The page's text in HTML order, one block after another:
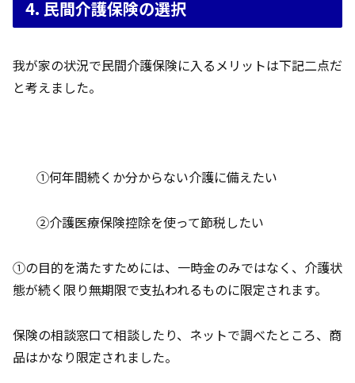
4. 民間介護保険の選択
我が家の状況で民間介護保険に入るメリットは下記二点だ
と考えました。
①何年間続くか分からない介護に備えたい
②介護医療保険控除を使って節税したい
①の目的を満たすためには、一時金のみではなく、介護状
態が続く限り無期限で支払われるものに限定されます。
保険の相談窓口て相談したり、ネットで調べたところ、商
品はかなり限定されました。